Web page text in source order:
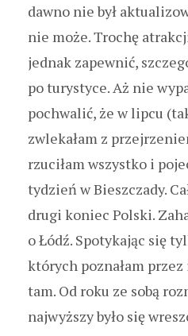
dawno nie był
nie może. Trochę
jednak zapewnić,
po turystyce. Aż nie
pochwalić, że w lipcu
zwlekałam z
rzuciłam wszystko i
tydzień w Bieszczady.
drugi koniec Polski.
o Łódź. Spotykając się
których poznałam
tam. Od roku ze sobą
najwyższy było się